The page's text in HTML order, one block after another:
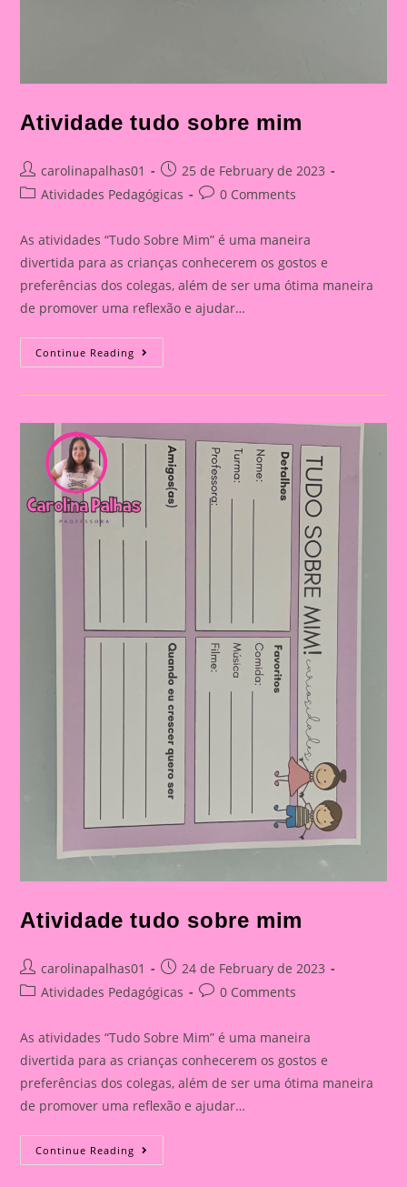
Atividade tudo sobre mim
Post
author:
carolinapalhas01
Post
published:
25 de February de 2023
PostAtividades Pedagógicas
Post0 Comments
As atividades “Tudo Sobre Mim” é uma maneira
divertida para as crianças conhecerem os gostos e
preferências dos colegas, além de ser uma ótima maneira
de promover uma reflexão e ajudar…
Continue Reading Atividade
Tudo
Mim
Atividade tudo sobre mim
Post
author:
carolinapalhas01
Post
published:
24 de February de 2023
PostAtividades Pedagógicas
Post0 Comments
As atividades “Tudo Sobre Mim” é uma maneira
divertida para as crianças conhecerem os gostos e
preferências dos colegas, além de ser uma ótima maneira
de promover uma reflexão e ajudar…
Continue Reading Atividade
Tudo